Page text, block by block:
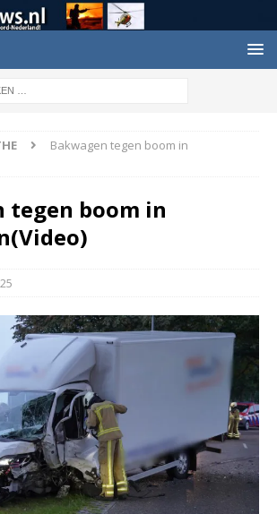
Bakwagen tegen boom in
tegen boom in